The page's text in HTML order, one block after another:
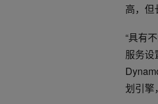
高，但
“具有
服务设
划引擎